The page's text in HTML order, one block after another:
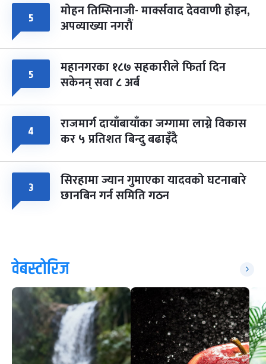
५ मोहन तिम्सिनाजी- मार्क्सवाद देववाणी होइन,
अपव्याख्या नगरौं
५ महानगरका १८७ सहकारीले फिर्ता दिन
सकेनन् सवा ८ अर्ब
४ राजमार्ग दायाँबायाँका जग्गामा लाग्ने विकास
कर ५ प्रतिशत बिन्दु बढाइँदै
३ सिरहामा ज्यान गुमाएका यादवको घटनाबारे
छानबिन गर्न समिति गठन
वेबस्टोरिज